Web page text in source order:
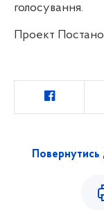
голосування.
Проект
Повернутись